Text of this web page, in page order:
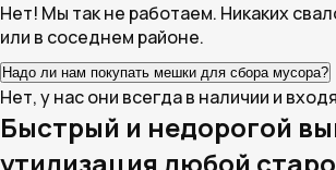
Нет! Мы так не работаем. Никаких
или в соседнем районе.
Надо ли нам покупать мешки для сбора мусора?
Нет, у нас они всегда в наличии и
Быстрый и недорогой